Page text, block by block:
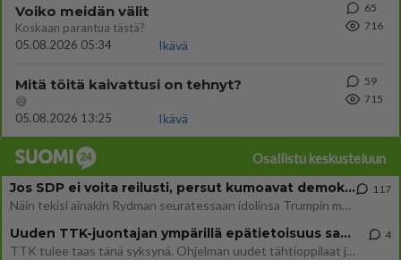
Voiko meidän välit
Koskaan parantua tästä?
05.08.2026 05:34
Ikävä
65
716
Mitä töitä kaivattusi on tehnyt?
😅
05.08.2026 13:25
Ikävä
59
715
Osallistu keskusteluun
Jos SDP ei voita reilusti, persut kumoavat demokratian Suomesta
Näin tekisi ainakin Rydman seuratessaan idolinsa Trumpin mallia https://www.is.fi/politiikka/art-2000012187244.html
117
Uuden TTK-juontajan ympärillä epätietoisuus sakenee - Nyt MTV hämmentää soppaa
TTK tulee taas tänä syksynä. Ohjelman uudet tähtioppilaat julkistetaan torstaina 6. elokuuta klo 14 alkavassa lehdistö
4